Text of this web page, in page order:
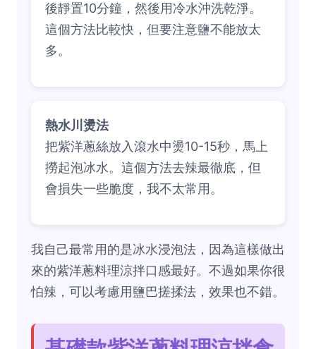
後靜置10分鐘，然後用冷水沖洗乾淨。
這個方法比較快，但要注意鹽不能放太
多。
熱水川燙法
把紫洋蔥絲放入滾水中燙10-15秒，馬上
撈起泡冰水。這個方法去辣最徹底，但
會損失一些脆度，我不太常用。
我自己最常用的是冰水浸泡法，因為這樣做出
來的紫洋蔥料理涼拌口感最好。不過如果你很
怕辣，可以考慮用鹽巴搓揉法，效果也不錯。